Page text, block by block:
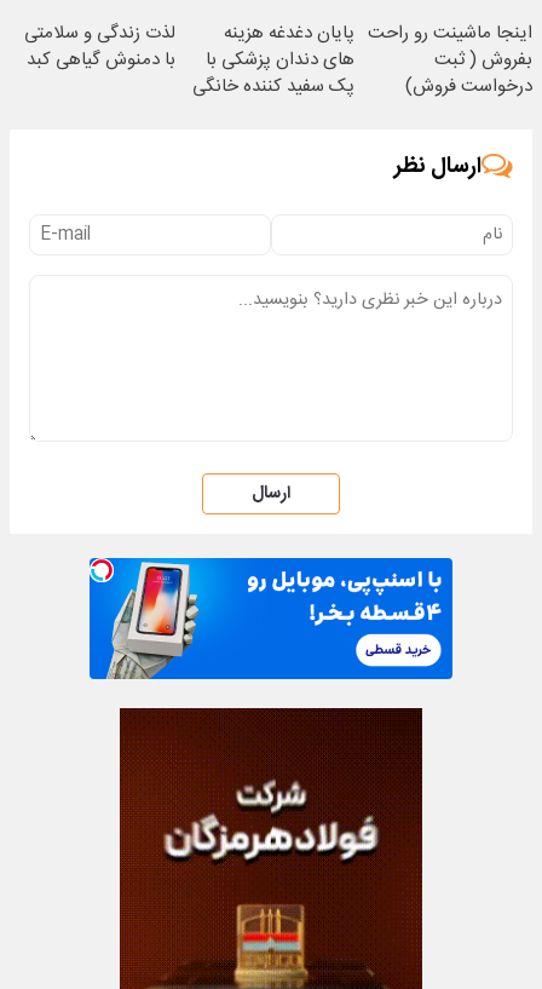
اینجا ماشینت رو راحت
بفروش ( ثبت
درخواست فروش)
پایان دغدغه هزینه
های دندان پزشکی با
پک سفید کننده خانگی
لذت زندگی و سلامتی
با دمنوش گیاهی کبد
ارسال نظر
ارسال